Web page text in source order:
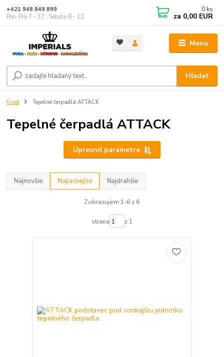
Menu
Hľadať
+421 948 849 899
Pon-Pia 7 - 17 ; Sobota 8 - 12
0 ks
za 0,00 EUR
Úvod Tepelné čerpadlá ATTACK
Tepelné čerpadlá ATTACK
Upresniť parametre
Najnovšie Najlacnejšie Najdrahšie
Zobrazujem 1-6 z 6
strana z 1